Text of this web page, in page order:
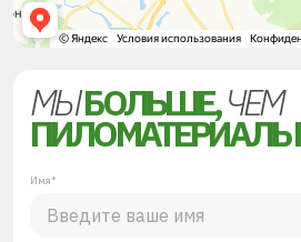
МЫБОЛЬШЕ,ЧЕМ
ПИЛОМАТЕРИАЛЫ
Имя*